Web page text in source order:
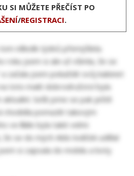
SI MŮŽETE PŘEČÍST PO
/REGISTRACI.
několik týdnů přemýšlela.
roku jsem si ale už všimla, že se
začala jsem pokaždé svůj kabinet
toto malé dobrodružství byla
Sešli jsme se pak ještě
chodidla pomazlit takovým
ve finále byla také velmi
se do mých Aldo lodiček udělal
si zapsala do mobilu a boty